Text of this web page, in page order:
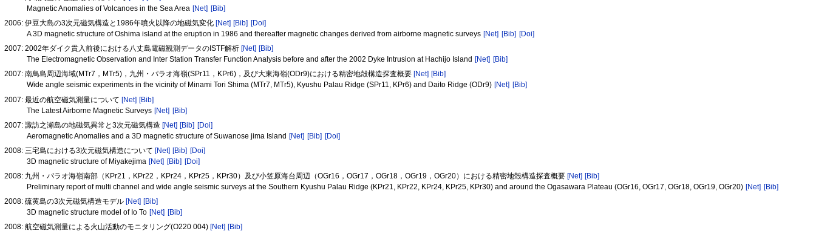
Magnetic Anomalies of Volcanoes in the Sea Area [Net] [Bib]
2006: 伊豆大島の3次元磁気構造と1986年噴火以降の地磁気変化 [Net] [Bib] [Doi]
A 3D magnetic structure of Oshima island at the eruption in 1986 and thereafter magnetic changes derived from airborne magnetic surveys [Net] [Bib] [Doi]
2007: 2002年ダイク貫入前後における八丈島電磁観測データのISTF解析 [Net] [Bib]
The Electromagnetic Observation and Inter Station Transfer Function Analysis before and after the 2002 Dyke Intrusion at Hachijo Island [Net] [Bib]
2007: 南鳥島周辺海域(MTr7，MTr5)，九州・パラオ海嶺(SPr11，KPr6)，及び大東海嶺(ODr9)における精密地殻構造探査概要 [Net] [Bib]
Wide angle seismic experiments in the vicinity of Minami Tori Shima (MTr7, MTr5), Kyushu Palau Ridge (SPr11, KPr6) and Daito Ridge (ODr9) [Net] [Bib]
2007: 最近の航空磁気測量について[Net] [Bib]
The Latest Airborne Magnetic Surveys [Net] [Bib]
2007: 諏訪之瀬島の地磁気異常と3次元磁気構造[Net] [Bib] [Doi]
Aeromagnetic Anomalies and a 3D magnetic structure of Suwanose jima Island [Net] [Bib] [Doi]
2008: 三宅島における3次元磁気構造について[Net] [Bib] [Doi]
3D magnetic structure of Miyakejima [Net] [Bib] [Doi]
2008: 九州・パラオ海嶺南部（KPr21，KPr22，KPr24，KPr25，KPr30）及び小笠原海台周辺（OGr16，OGr17，OGr18，OGr19，OGr20）における精密地殻構造探査概要[Net] [Bib]
Preliminary report of multi channel and wide angle seismic surveys at the Southern Kyushu Palau Ridge (KPr21, KPr22, KPr24, KPr25, KPr30) and around the Ogasawara Plateau (OGr16, OGr17, OGr18, OGr19, OGr20) [Net] [Bib]
2008: 硫黄島の3次元磁気構造モデル[Net] [Bib]
3D magnetic structure model of Io To [Net] [Bib]
2008: 航空磁気測量による火山活動のモニタリング(O220 004)[Net] [Bib]